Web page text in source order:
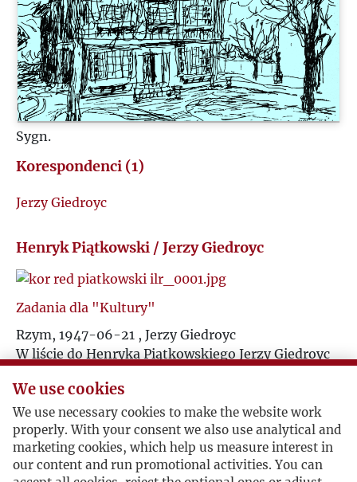
S
Ś
T
Sygn.
Korespondenci (1)
Jerzy Giedroyc
Henryk Piątkowski / Jerzy Giedroyc
Zadania dla "Kultury"
Rzym, 1947-06-21 , Jerzy Giedroyc
W liście do Henryka Piątkowskiego Jerzy Giedroyc
"Widzę Kulturęprzede wszystkim jako
reprezentatywny periodyk emigracji, który jednak
będzie miał za zadannie informowanie kraju o
zagadnieniach i prądach europejskich, które tam
docierają w formie zniekształconej".
We use cookies
We use necessary cookies to make the website work
properly. With your consent we also use analytical and
marketing cookies, which help us measure interest in
our content and run promotional activities. You can